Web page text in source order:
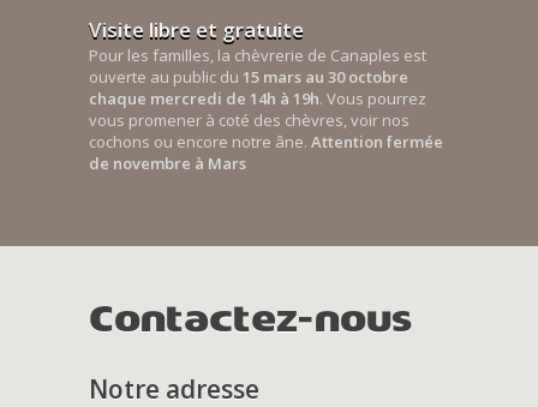
Visite libre et gratuite
Pour les familles, la chèvrerie de Canaples est
ouverte au public du 15 mars au 30 octobre
chaque mercredi de 14h à 19h. Vous pourrez
vous promener à coté des chèvres, voir nos
cochons ou encore notre âne. Attention fermée
de novembre à Mars
Contactez-nous
Notre adresse